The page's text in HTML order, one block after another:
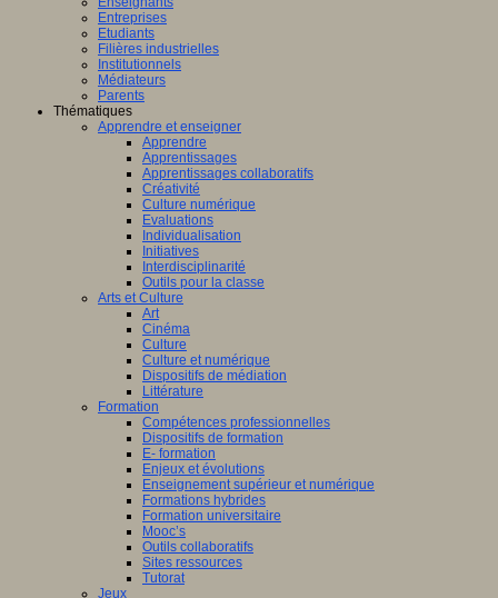
Entreprises
Etudiants
Filières industrielles
Institutionnels
Médiateurs
Parents
Thématiques
Apprendre et enseigner
Apprendre
Apprentissages
Apprentissages collaboratifs
Créativité
Culture numérique
Evaluations
Individualisation
Initiatives
Interdisciplinarité
Outils pour la classe
Arts et Culture
Art
Cinéma
Culture
Culture et numérique
Dispositifs de médiation
Littérature
Formation
Compétences professionnelles
Dispositifs de formation
E- formation
Enjeux et évolutions
Enseignement supérieur et numérique
Formations hybrides
Formation universitaire
Mooc’s
Outils collaboratifs
Sites ressources
Tutorat
Jeux